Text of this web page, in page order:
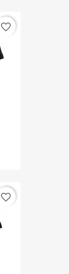
favorite_border
favorite_border